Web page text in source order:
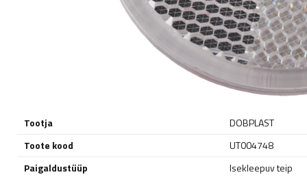
Tootja
DOBPLAST
Toote kood
UT004748
Paigaldustüüp
Isekleepuv teip